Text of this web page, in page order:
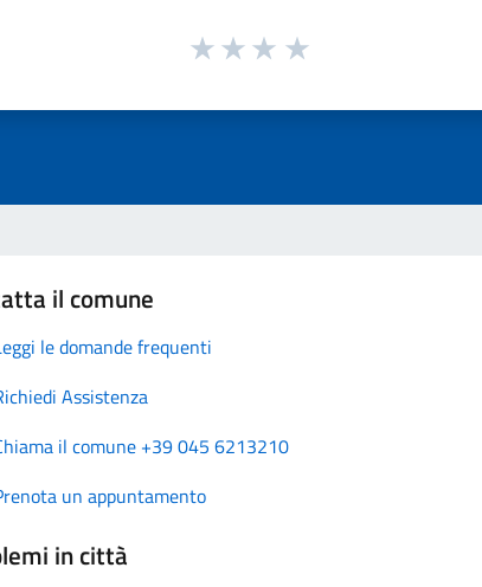
il comune
le domande frequenti
Assistenza
il comune +39 045 6213210
un appuntamento
in città